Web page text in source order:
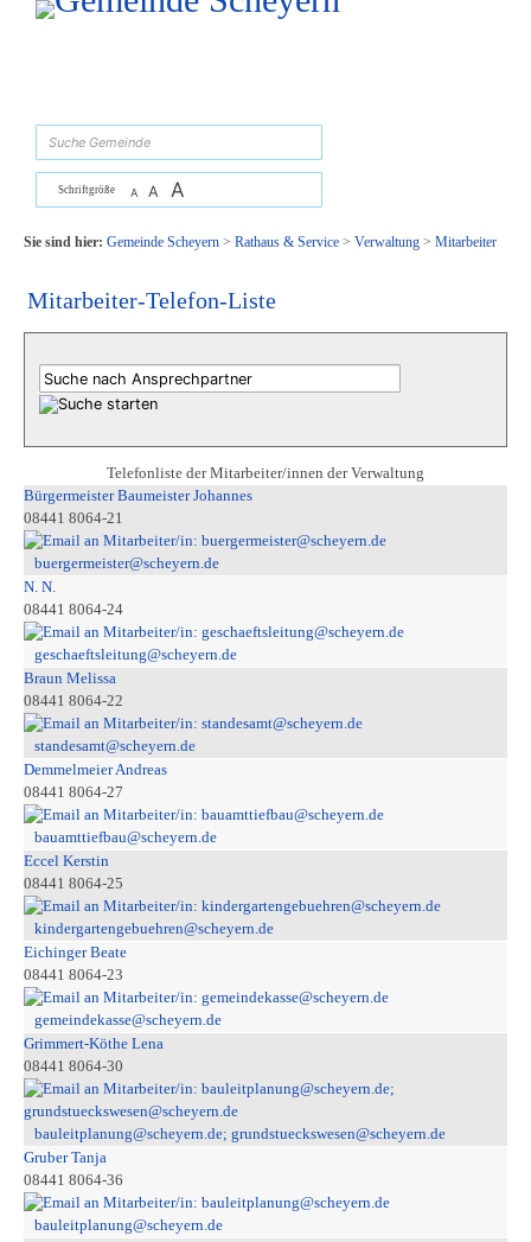
Zum Inhalt, zur Navigationoder zur Startseite springen.
Schriftgröße A A A
Sie sind hier: Gemeinde Scheyern> Rathaus & Service> Verwaltung> Mitarbeiter
Mitarbeiter-Telefon-Liste
Telefonliste der Mitarbeiter/innen der Verwaltung
Bürgermeister Baumeister Johannes
08441 8064-21
buergermeister@scheyern.de
N. N.
08441 8064-24
geschaeftsleitung@scheyern.de
Braun Melissa
08441 8064-22
standesamt@scheyern.de
Demmelmeier Andreas
08441 8064-27
bauamttiefbau@scheyern.de
Eccel Kerstin
08441 8064-25
kindergartengebuehren@scheyern.de
Eichinger Beate
08441 8064-23
gemeindekasse@scheyern.de
Grimmert-Köthe Lena
08441 8064-30
bauleitplanung@scheyern.de; grundstueckswesen@scheyern.de
Gruber Tanja
08441 8064-36
bauleitplanung@scheyern.de